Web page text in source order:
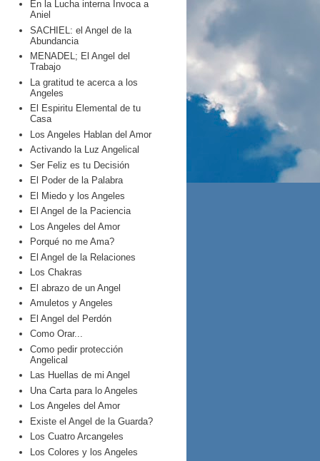
En la Lucha interna Invoca a
Aniel
SACHIEL: el Angel de la
Abundancia
MENADEL; El Angel del
Trabajo
La gratitud te acerca a los
Angeles
El Espiritu Elemental de tu
Casa
Los Angeles Hablan del Amor
Activando la Luz Angelical
Ser Feliz es tu Decisión
El Poder de la Palabra
El Miedo y los Angeles
El Angel de la Paciencia
Los Angeles del Amor
Porqué no me Ama?
El Angel de la Relaciones
Los Chakras
El abrazo de un Angel
Amuletos y Angeles
El Angel del Perdón
Como Orar...
Como pedir protección
Angelical
Las Huellas de mi Angel
Una Carta para lo Angeles
Los Angeles del Amor
Existe el Angel de la Guarda?
Los Cuatro Arcangeles
Los Colores y los Angeles